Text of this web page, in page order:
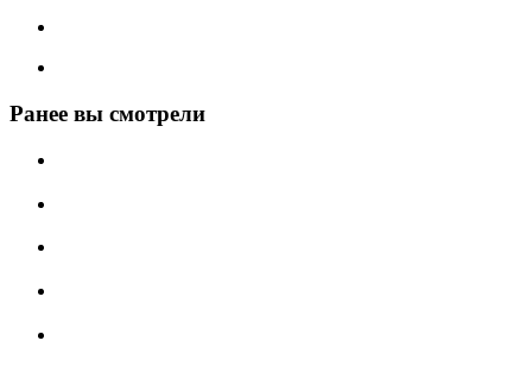
Ранее вы смотрели